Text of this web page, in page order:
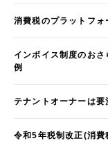
消費税のプラットフ
インボイス制度のお
例
テナントオーナーは
令和5年税制改正(消費